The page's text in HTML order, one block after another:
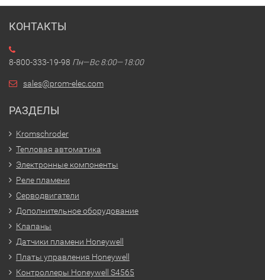
КОНТАКТЫ
8-800-333-19-98 Пн—Вс 8:00—18:00
sales@prom-elec.com
РАЗДЕЛЫ
Kromschroder
Тепловая автоматика
Электронные компоненты
Реле пламени
Серводвигатели
Дополнительное оборудование
Клапаны
Датчики пламени Honeywell
Платы управления Honeywell
Контроллеры Honeywell S4565